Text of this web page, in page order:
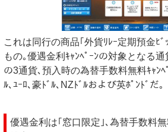
これは同行の商品｢外貨ﾘﾚｰ定期預金ﾋﾞ
もの｡優遇金利ｷｬﾝﾍﾟｰﾝの対象となる通
の3通貨､預入時の為替手数料無料ｷｬﾝﾍ
ﾙ､ﾕｰﾛ､豪ﾄﾞﾙ､NZﾄﾞﾙおよび英ﾎﾟﾝﾄﾞだ｡
優遇金利は｢窓口限定｣､為替手数料無